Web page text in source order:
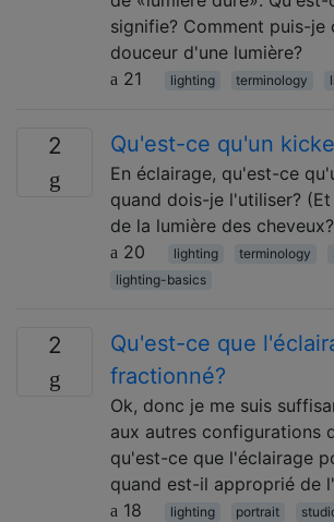
signifie? Comment puis-je
douceur d'une lumière?
21
lighting terminology
2 Qu'est-ce qu'un
En éclairage, qu'est-ce
quand dois-je l'utiliser?
de la lumière des
20
lighting terminology
lighting-basics
2
Qu'est-ce que
fractionné?
Ok, donc je me suis
aux autres configurations
qu'est-ce que l'éclairage
quand est-il approprié de
18
lighting portrait